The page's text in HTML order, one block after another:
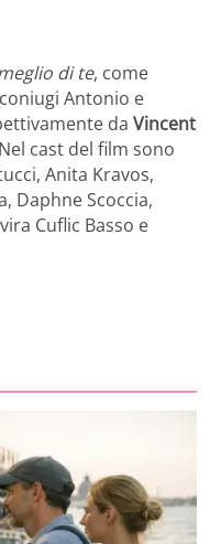
di te, come
Antonio e
da Vincent
cast del film sono
Anita Kravos,
Daphne Scoccia,
Cuflic Basso e